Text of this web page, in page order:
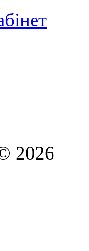
2026